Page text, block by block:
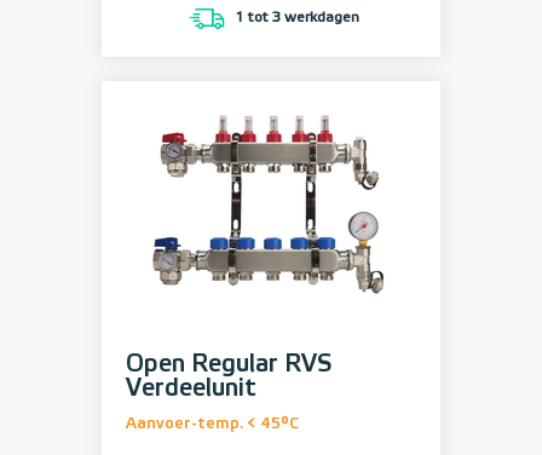
1 tot 3 werkdagen
Open Regular RVS
Verdeelunit
Aanvoer-temp. < 45°C